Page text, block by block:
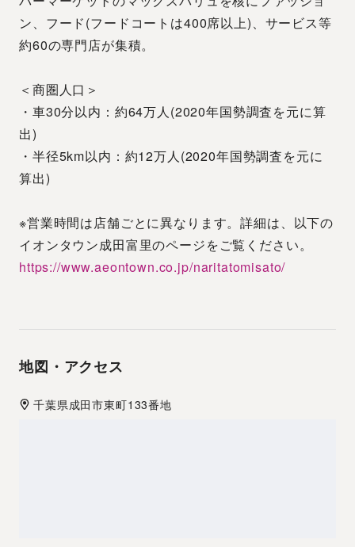
ン、フード(フードコートは400席以上)、サービス等
約60の専門店が集積。
＜商圏人口＞
・車30分以内：約64万人(2020年国勢調査を元に算
出)
・半径5km以内：約12万人(2020年国勢調査を元に
算出)
※営業時間は店舗ごとに異なります。詳細は、以下の
イオンタウン成田富里のページをご覧ください。
https://www.aeontown.co.jp/naritatomisato/
地図・アクセス
千葉県成田市東町133番地